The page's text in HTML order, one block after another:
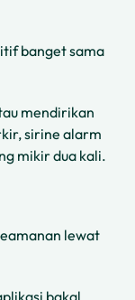
banget sama
mendirikan
sirine alarm
mikir dua kali.
lewat
bakal